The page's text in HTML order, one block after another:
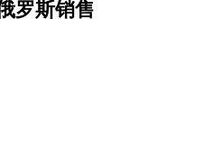
罗斯销售